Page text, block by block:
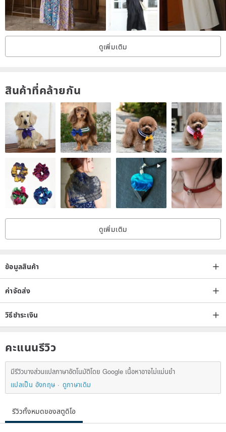
A V-neckline meets delicate lace trim, gracefully accentuating the
feminine neckline and highlighting a soft, refined aura.
The bodice features intricate pleat detailing and tucks.
silhouette.
Skillfully shaping the waistline.
The cap sleeves offer a practical touch for daily wear while subtly
concealing the upper arms.
The skirt's hem retains its natural volume, enhancing the overall
fluid rhythm of the design.
ดูเพิ่มเติม
สินค้าที่คล้ายกัน
ดูเพิ่มเติม
ข้อมูลสินค้า
ค่าจัดส่ง
วิธีชำระเงิน
คะแนนรีวิว
มีรีวิวบางส่วนแปลภาษาอัตโนมัติโดย Google เนื้อหาอาจไม่แม่นยำ
แปลเป็น อังกฤษ
ดูภาษาเดิม
รีวิวทั้งหมดของสตูดิโอ